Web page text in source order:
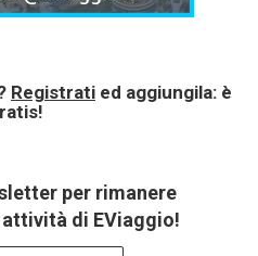
Registrati ed aggiungila: è
per rimanere
di EViaggio!